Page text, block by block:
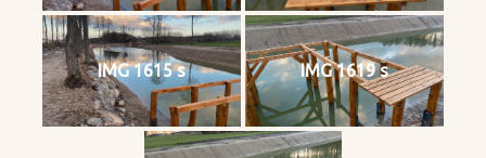
IMG 1615 s IMG 1619 s